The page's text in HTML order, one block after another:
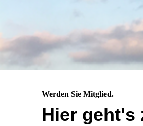
Werden Sie Mitglied.
Hier geht's